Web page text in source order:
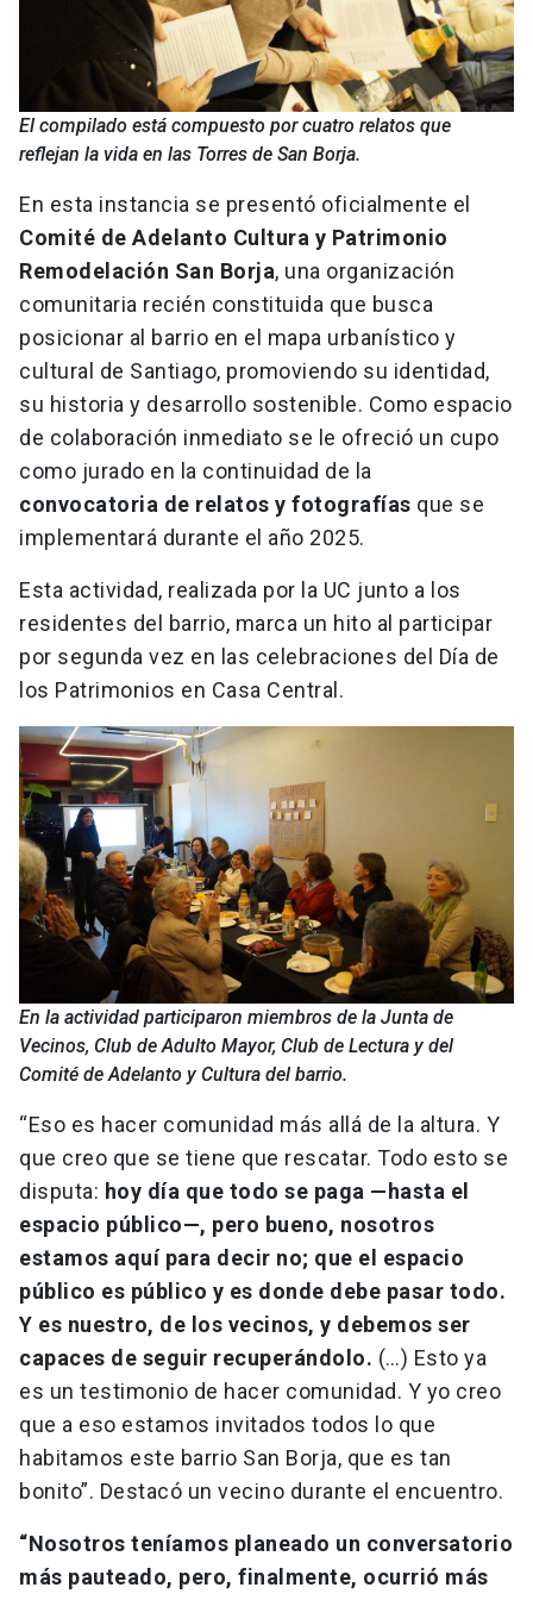
El compilado está compuesto por cuatro relatos que
reflejan la vida en las Torres de San Borja.
En esta instancia se presentó oficialmente el
Comité de Adelanto Cultura y Patrimonio
Remodelación San Borja, una organización
comunitaria recién constituida que busca
posicionar al barrio en el mapa urbanístico y
cultural de Santiago, promoviendo su identidad,
su historia y desarrollo sostenible. Como espacio
de colaboración inmediato se le ofreció un cupo
como jurado en la continuidad de la
convocatoria de relatos y fotografías que se
implementará durante el año 2025.
Esta actividad, realizada por la UC junto a los
residentes del barrio, marca un hito al participar
por segunda vez en las celebraciones del Día de
los Patrimonios en Casa Central.
En la actividad participaron miembros de la Junta de
Vecinos, Club de Adulto Mayor, Club de Lectura y del
Comité de Adelanto y Cultura del barrio.
“Eso es hacer comunidad más allá de la altura. Y
que creo que se tiene que rescatar. Todo esto se
disputa: hoy día que todo se paga —hasta el
espacio público—, pero bueno, nosotros
estamos aquí para decir no; que el espacio
público es público y es donde debe pasar todo.
Y es nuestro, de los vecinos, y debemos ser
capaces de seguir recuperándolo. (…) Esto ya
es un testimonio de hacer comunidad. Y yo creo
que a eso estamos invitados todos lo que
habitamos este barrio San Borja, que es tan
bonito”. Destacó un vecino durante el encuentro.
“Nosotros teníamos planeado un conversatorio
más pauteado, pero, finalmente, ocurrió más